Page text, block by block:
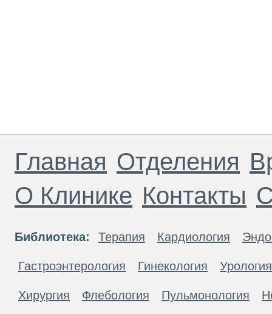
Главная Отделения
О Клинике Контакты
Библиотека: Терапия Кардиология
Гастроэнтерология Гинекология Урология
Хирургия Флебология Пульмонология